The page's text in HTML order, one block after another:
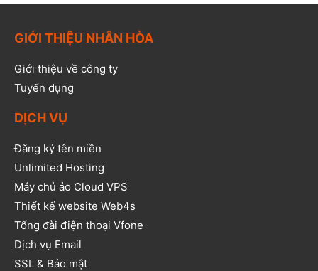
GIỚI THIỆU NHÂN HÒA
Giới thiệu về công ty
Tuyển dụng
DỊCH VỤ
Đăng ký tên miền
Unlimited Hosting
Máy chủ ảo Cloud VPS
Thiết kế website Web4s
Tổng đài điện thoại Vfone
Dịch vụ Email
SSL & Bảo mật